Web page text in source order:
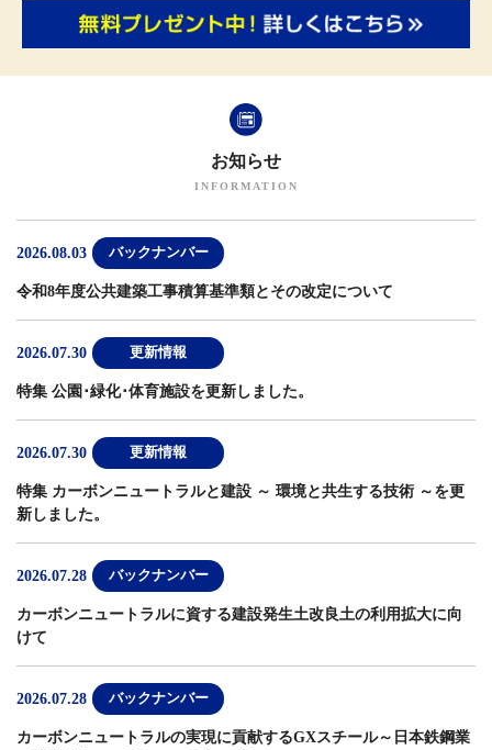
お知らせ
2026.08.03 バックナンバー
令和8年度公共建築工事積算基準類とその改定について
2026.07.30 更新情報
特集 公園･緑化･体育施設を更新しました。
2026.07.30 更新情報
特集 カーボンニュートラルと建設 ～ 環境と共生する技術 ～ を更
新しました。
2026.07.28 バックナンバー
カーボンニュートラルに資する建設発生土改良土の利用拡大に向
けて
2026.07.28 バックナンバー
カーボンニュートラルの実現に貢献するGXスチール～日本鉄鋼業